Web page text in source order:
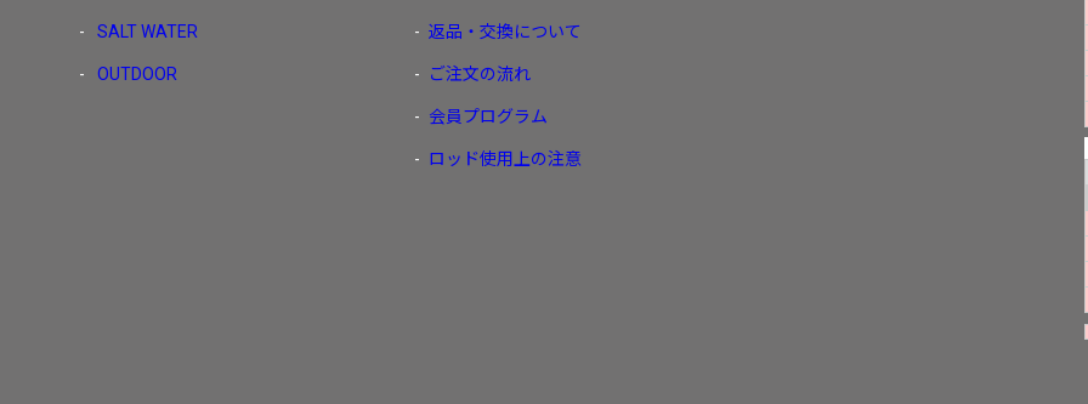
SALT WATER
OUTDOOR
返品・交換について
ご注文の流れ
会員プログラム
ロッド使用上の注意